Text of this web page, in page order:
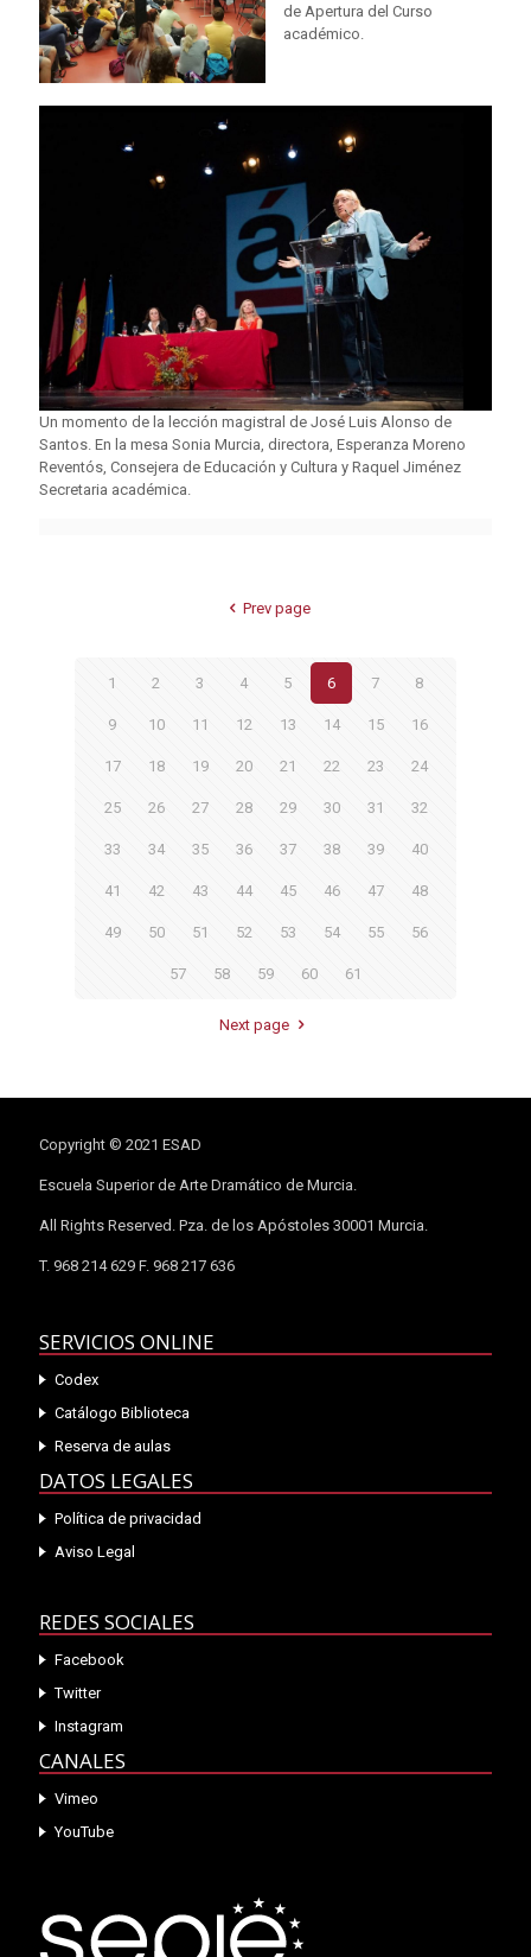
de Apertura del Curso
académico.
Un momento de la lección magistral de José Luis Alonso de
Santos. En la mesa Sonia Murcia, directora, Esperanza Moreno
Reventós, Consejera de Educación y Cultura y Raquel Jiménez
Secretaria académica.
Prev page
1 2 3 4 5 6 7 8
9 10 11 12 13 14 15 16
17 18 19 20 21 22 23 24
25 26 27 28 29 30 31 32
33 34 35 36 37 38 39 40
41 42 43 44 45 46 47 48
49 50 51 52 53 54 55 56
57 58 59 60 61
Next page
Copyright © 2021 ESAD
Escuela Superior de Arte Dramático de Murcia.
All Rights Reserved. Pza. de los Apóstoles 30001 Murcia.
T. 968 214 629 F. 968 217 636
SERVICIOS ONLINE
Codex
Catálogo Biblioteca
Reserva de aulas
DATOS LEGALES
Política de privacidad
Aviso Legal
REDES SOCIALES
Facebook
Twitter
Instagram
CANALES
Vimeo
YouTube